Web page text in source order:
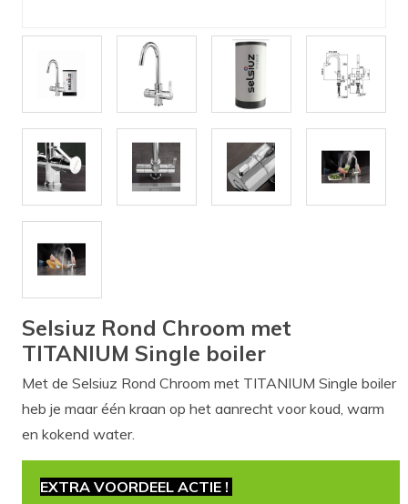
Wastafels
Selsiuz Rond Chroom met
TITANIUM Single boiler
Met de Selsiuz Rond Chroom met TITANIUM Single boiler
heb je maar één kraan op het aanrecht voor koud, warm
en kokend water.
EXTRA VOORDEEL ACTIE !